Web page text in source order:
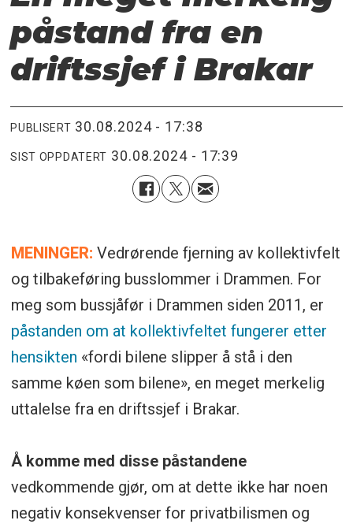
påstand fra en
driftssjef i Brakar
PUBLISERT 30.08.2024 - 17:38
SIST OPPDATERT 30.08.2024 - 17:39
MENINGER: Vedrørende fjerning av kollektivfelt
og tilbakeføring busslommer i Drammen. For
meg som bussjåfør i Drammen siden 2011, er
påstanden om at kollektivfeltet fungerer etter
hensikten «fordi bilene slipper å stå i den
samme køen som bilene», en meget merkelig
uttalelse fra en driftssjef i Brakar.
Å komme med disse påstandene
vedkommende gjør, om at dette ikke har noen
negativ konsekvenser for privatbilismen og